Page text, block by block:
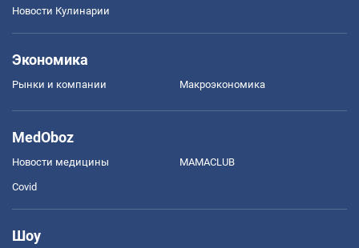
Новости Кулинарии
Экономика
Рынки и компании Mакроэкономика
MedOboz
Новости медицины MAMACLUB
Covid
Шоу